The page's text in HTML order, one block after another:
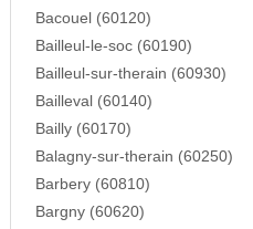
Bacouel (60120)
Bailleul-le-soc (60190)
Bailleul-sur-therain (60930)
Bailleval (60140)
Bailly (60170)
Balagny-sur-therain (60250)
Barbery (60810)
Bargny (60620)